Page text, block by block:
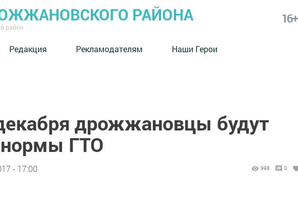
РАЙОНА
район
16+
Редакция Рекламодателям Наши Герои
дрожжановцы будут
ГТО
- 17:00 998 0